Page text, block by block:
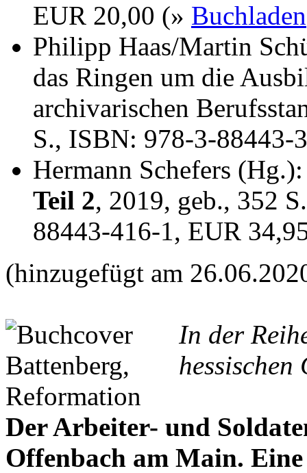
EUR 20,00 (» Buchladen
Philipp Haas/Martin
das Ringen um die
archivarischen
S., ISBN: 978-3-
Hermann Schefers
Teil 2, 2019, geb., 352
88443-416-1, EUR
(hinzugefügt am
In der
hessischen
Der Arbeiter- und
Offenbach am Main.